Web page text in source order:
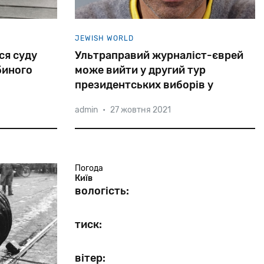
суду
JEWISH WORLD
Ультраправий журналіст-єврей
може вийти у другий тур
президентських виборів у
Син єврейських іммігрантів з Алжиру,
журналіст ультраправих поглядів Ерік
президентських виборів у Франції.
admin • 27 жовтня 2021
Погода
Київ
вологість:
тиск:
вітер: